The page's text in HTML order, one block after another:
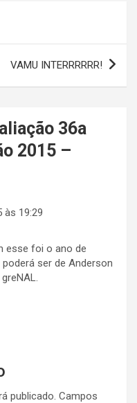
VAMU INTERRRRRR!
36a
2015 –
às 19:29
esse foi o ano de
ser de Anderson
publicado. Campos